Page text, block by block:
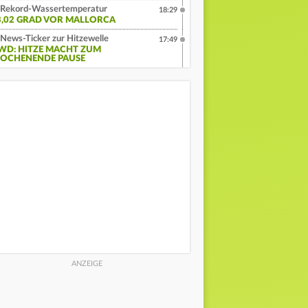
Rekord-Wassertemperatur
GRAD VOR MALLORCA
18:29
News-Ticker zur Hitzewelle
HITZE MACHT ZUM
PAUSE
17:49